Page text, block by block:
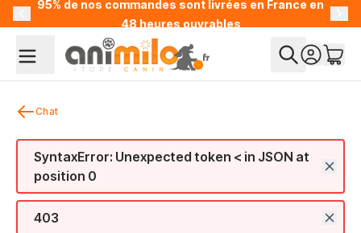
Allez au contenu
95% de nos commandes sont livrées en France en
48 heures ouvrables
Chat
SyntaxError: Unexpected token < in JSON at
position 0
403